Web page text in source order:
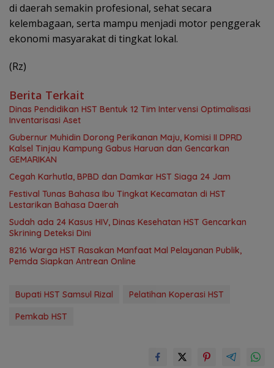
di daerah semakin profesional, sehat secara
kelembagaan, serta mampu menjadi motor penggerak
ekonomi masyarakat di tingkat lokal.
(Rz)
Berita Terkait
Dinas Pendidikan HST Bentuk 12 Tim Intervensi Optimalisasi
Inventarisasi Aset
Gubernur Muhidin Dorong Perikanan Maju, Komisi II DPRD
Kalsel Tinjau Kampung Gabus Haruan dan Gencarkan
GEMARIKAN
Cegah Karhutla, BPBD dan Damkar HST Siaga 24 Jam
Festival Tunas Bahasa Ibu Tingkat Kecamatan di HST
Lestarikan Bahasa Daerah
Sudah ada 24 Kasus HIV, Dinas Kesehatan HST Gencarkan
Skrining Deteksi Dini
8216 Warga HST Rasakan Manfaat Mal Pelayanan Publik,
Pemda Siapkan Antrean Online
Bupati HST Samsul Rizal
Pelatihan Koperasi HST
Pemkab HST